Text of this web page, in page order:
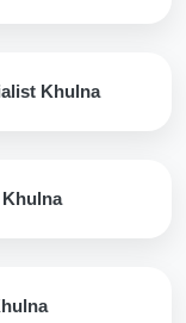
Khulna